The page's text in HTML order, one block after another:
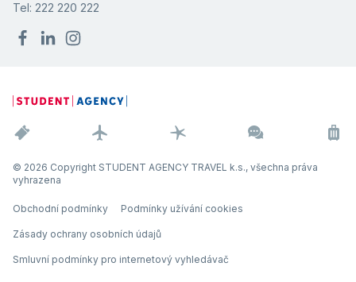
Tel: 222 220 222
© 2026 Copyright STUDENT AGENCY TRAVEL k.s., všechna práva
vyhrazena
Obchodní podmínky Podmínky užívání cookies
Zásady ochrany osobních údajů
Smluvní podmínky pro internetový vyhledávač